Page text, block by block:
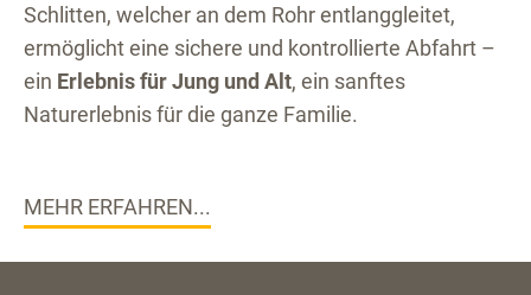
Schlitten, welcher an dem Rohr entlanggleitet,
ermöglicht eine sichere und kontrollierte Abfahrt –
ein Erlebnis für Jung und Alt, ein sanftes
Naturerlebnis für die ganze Familie.
MEHR ERFAHREN...